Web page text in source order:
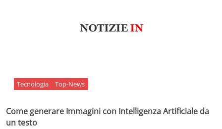
Tecnologia Top-News
Come generare Immagini con Intelligenza Artificiale da
un testo